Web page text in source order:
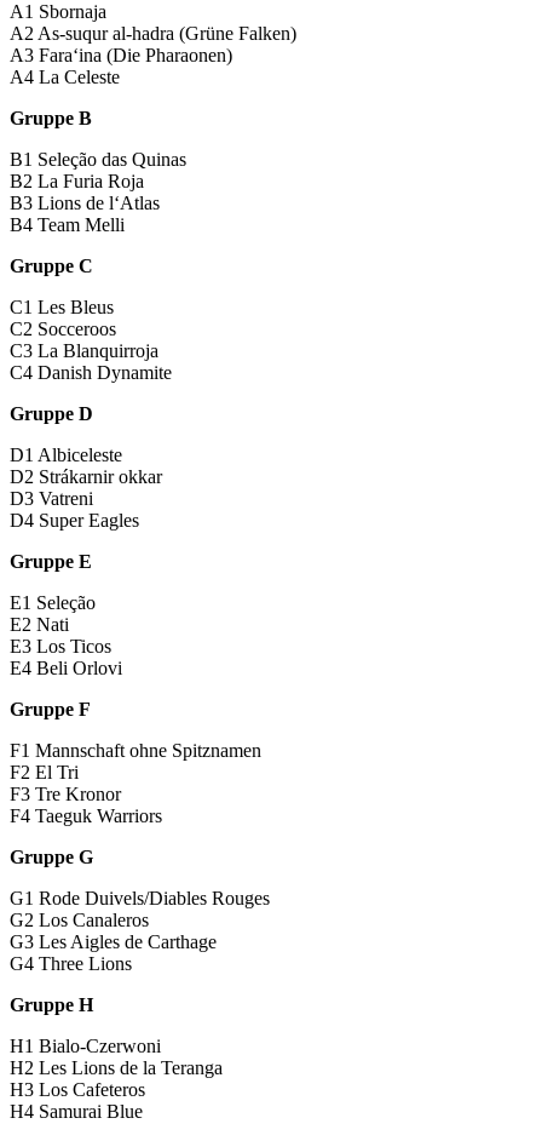
A1 Sbornaja
A2 As-suqur al-hadra (Grüne Falken)
A3 Fara‘ina (Die Pharaonen)
A4 La Celeste
Gruppe B
B1 Seleção das Quinas
B2 La Furia Roja
B3 Lions de l‘Atlas
B4 Team Melli
Gruppe C
C1 Les Bleus
C2 Socceroos
C3 La Blanquirroja
C4 Danish Dynamite
Gruppe D
D1 Albiceleste
D2 Strákarnir okkar
D3 Vatreni
D4 Super Eagles
Gruppe E
E1 Seleção
E2 Nati
E3 Los Ticos
E4 Beli Orlovi
Gruppe F
F1 Mannschaft ohne Spitznamen
F2 El Tri
F3 Tre Kronor
F4 Taeguk Warriors
Gruppe G
G1 Rode Duivels/Diables Rouges
G2 Los Canaleros
G3 Les Aigles de Carthage
G4 Three Lions
Gruppe H
H1 Bialo-Czerwoni
H2 Les Lions de la Teranga
H3 Los Cafeteros
H4 Samurai Blue